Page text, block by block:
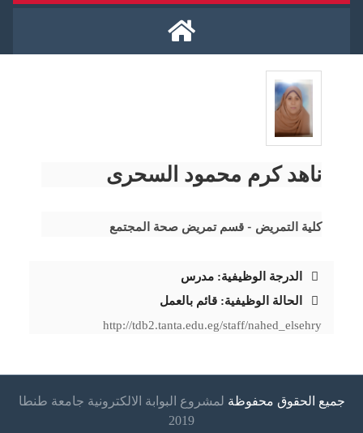
ناهد كرم محمود السحرى
كلية التمريض - قسم تمريض صحة المجتمع
الدرجة الوظيفية: مدرس
الحالة الوظيفية: قائم بالعمل
http://tdb2.tanta.edu.eg/staff/nahed_elsehry
جميع الحقوق محفوظة لمشروع البوابة الالكترونية جامعة طنطا
2019